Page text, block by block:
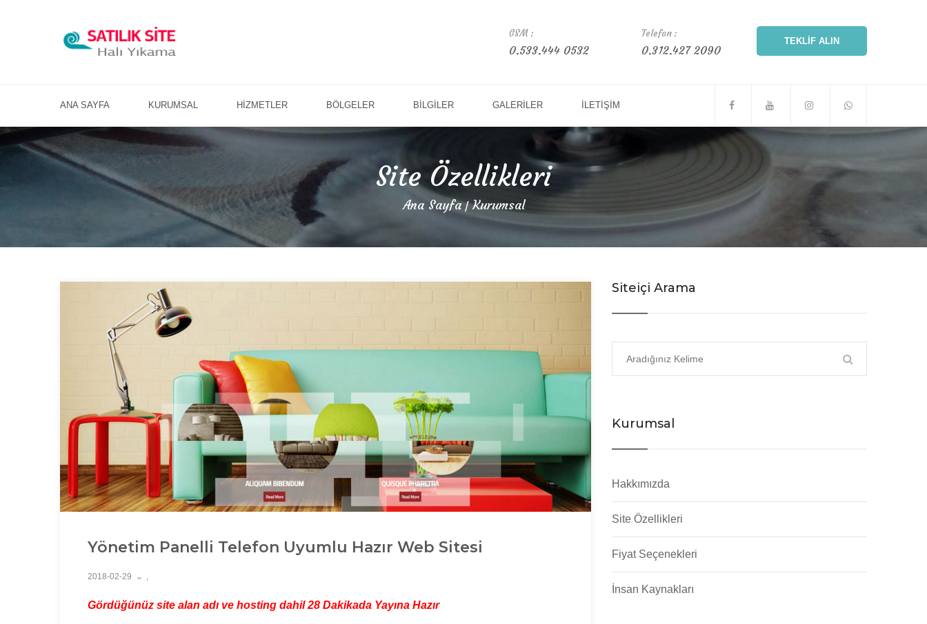
TEKLIF ALIN
GSM :
0.533.444 0532
Telefon :
0.312.427 2090
ANA SAYFA KURUMSAL HİZMETLER BÖLGELER BİLGİLER GALERİLER İLETİŞİM
Site Özellikleri
Ana Sayfa Kurumsal
Yönetim Panelli Telefon Uyumlu Hazır Web Sitesi
2018-02-29 ,
Gördüğünüz site alan adı ve hosting dahil 28 Dakikada Yayına Hazır
Siteiçi Arama
Kurumsal
Hakkımızda
Site Özellikleri
Fiyat Seçenekleri
İnsan Kaynakları